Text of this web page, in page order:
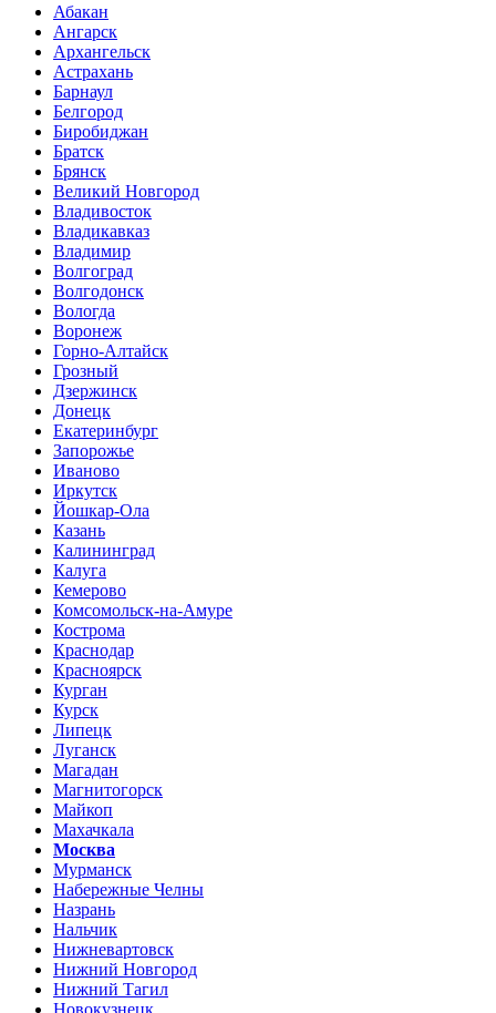
Абакан
Ангарск
Архангельск
Астрахань
Барнаул
Белгород
Биробиджан
Братск
Брянск
Великий Новгород
Владивосток
Владикавказ
Владимир
Волгоград
Волгодонск
Вологда
Воронеж
Горно-Алтайск
Грозный
Дзержинск
Донецк
Екатеринбург
Запорожье
Иваново
Иркутск
Йошкар-Ола
Казань
Калининград
Калуга
Кемерово
Комсомольск-на-Амуре
Кострома
Краснодар
Красноярск
Курган
Курск
Липецк
Луганск
Магадан
Магнитогорск
Майкоп
Махачкала
Москва
Мурманск
Набережные Челны
Назрань
Нальчик
Нижневартовск
Нижний Новгород
Нижний Тагил
Новокузнецк